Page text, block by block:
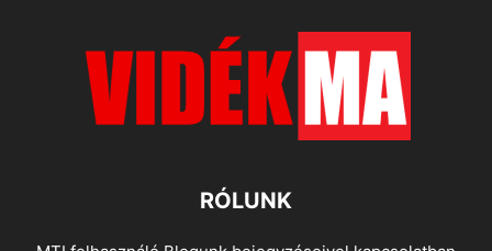
RÓLUNK